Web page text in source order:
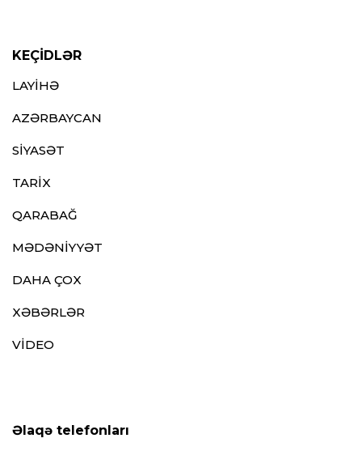
KEÇİDLƏR
LAYİHƏ
AZƏRBAYCAN
SİYASƏT
TARİX
QARABAĞ
MƏDƏNİYYƏT
DAHA ÇOX
XƏBƏRLƏR
VİDEO
Əlaqə telefonları